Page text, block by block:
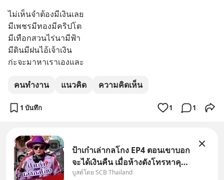
ไม่เห็นจำต้องมีเงินเลย
มีเพชรมีทองมีคริปโต
มีเทือกสวนไร่นามีฟ้า
มีดินมีฝนไอ้เจ้าเงิน
ก่ะจะมาหาเราเองและ
คนทำงาน แนวคิด ความคิดเห็น
1 บันทึก 1 1
ป้าเก๋าเล่ากลโกง EP4 ตอนเขาบอก
จะได้เงินคืน เมื่อห้างดังโทรหาคุณ
วิยะดา แจ้งเรื่องเคลมสินค้าแล้ว
บูสต์โดย SCB Thailand